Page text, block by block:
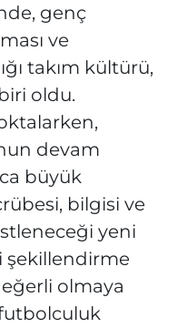
genç
ve
takım kültürü,
oldu.
devam
büyük
bilgisi ve
yeni
şekillendirme
olmaya